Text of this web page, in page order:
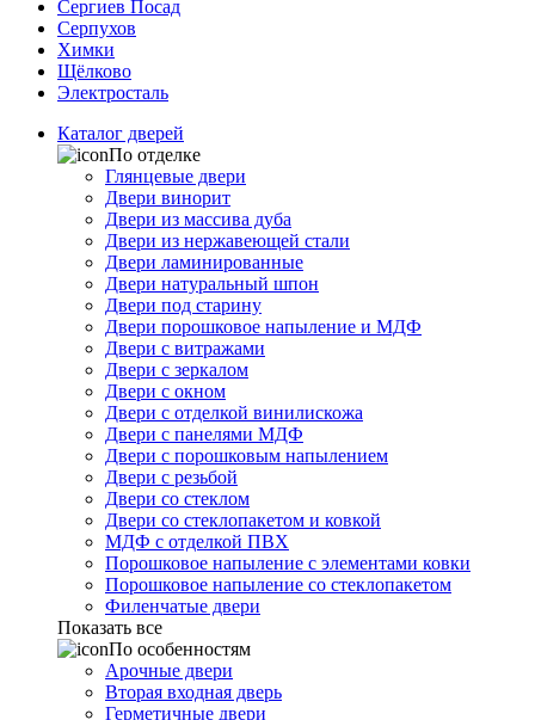
Сергиев Посад
Серпухов
Химки
Щёлково
Электросталь
Каталог дверей
По отделке
Глянцевые двери
Двери винорит
Двери из массива дуба
Двери из нержавеющей стали
Двери ламинированные
Двери натуральный шпон
Двери под старину
Двери порошковое напыление и МДФ
Двери с витражами
Двери с зеркалом
Двери с окном
Двери с отделкой винилискожа
Двери с панелями МДФ
Двери с порошковым напылением
Двери с резьбой
Двери со стеклом
Двери со стеклопакетом и ковкой
МДФ с отделкой ПВХ
Порошковое напыление с элементами ковки
Порошковое напыление со стеклопакетом
Филенчатые двери
Показать все
По особенностям
Арочные двери
Вторая входная дверь
Герметичные двери